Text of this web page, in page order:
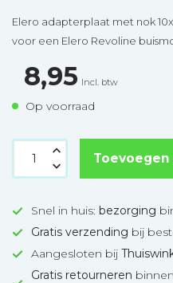
Elero adapterplaat met nok
voor een Elero Revoline
8,95 Incl. btw
Op voorraad
Snel in huis: bezorging
Gratis verzending bij
Aangesloten bij
Gratis retourneren